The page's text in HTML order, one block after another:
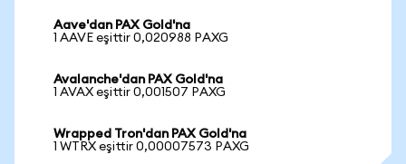
Aave'dan PAX Gold'na
1 AAVE eşittir 0,020988 PAXG
Avalanche'dan PAX Gold'na
1 AVAX eşittir 0,001507 PAXG
Wrapped Tron'dan PAX Gold'na
1 WTRX eşittir 0,00007573 PAXG